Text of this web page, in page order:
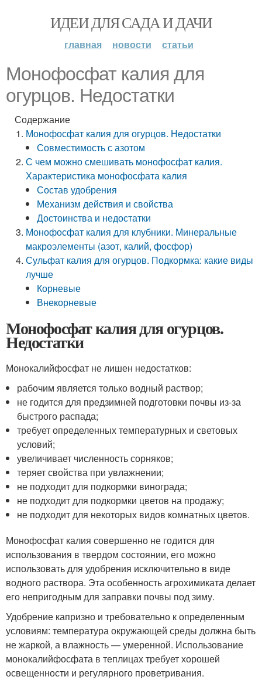
ИДЕИ ДЛЯ САДА И ДАЧИ
главная новости статьи
Монофосфат калия для
огурцов. Недостатки
Содержание
Монофосфат калия для огурцов. Недостатки
Совместимость с азотом
С чем можно смешивать монофосфат калия.
Характеристика монофосфата калия
Состав удобрения
Механизм действия и свойства
Достоинства и недостатки
Монофосфат калия для клубники. Минеральные
макроэлементы (азот, калий, фосфор)
Сульфат калия для огурцов. Подкормка: какие виды
лучше
Корневые
Внекорневые
Монофосфат калия для огурцов.
Недостатки
Монокалийфосфат не лишен недостатков:
рабочим является только водный раствор;
не годится для предзимней подготовки почвы из-за
быстрого распада;
требует определенных температурных и световых
условий;
увеличивает численность сорняков;
теряет свойства при увлажнении;
не подходит для подкормки винограда;
не подходит для подкормки цветов на продажу;
не подходит для некоторых видов комнатных цветов.
Монофосфат калия совершенно не годится для
использования в твердом состоянии, его можно
использовать для удобрения исключительно в виде
водного раствора. Эта особенность агрохимиката делает
его непригодным для заправки почвы под зиму.
Удобрение капризно и требовательно к определенным
условиям: температура окружающей среды должна быть
не жаркой, а влажность — умеренной. Использование
монокалийфосфата в теплицах требует хорошей
освещенности и регулярного проветривания.